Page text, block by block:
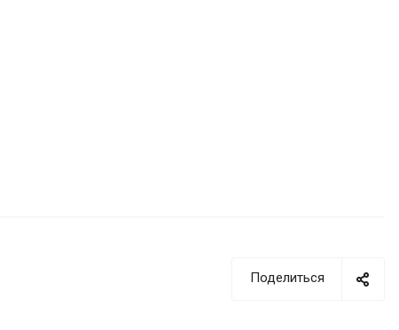
Поделиться